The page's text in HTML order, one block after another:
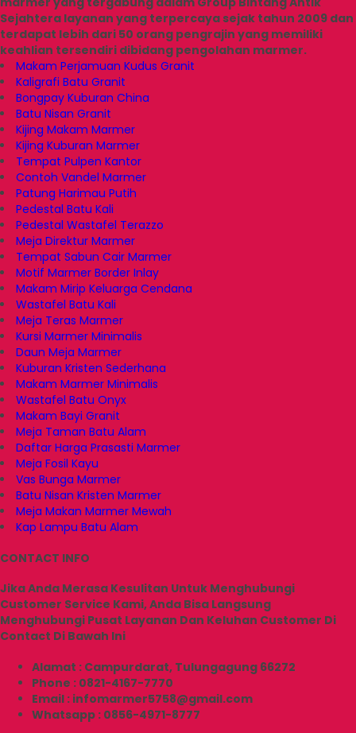
Sejahtera layanan yang terpercaya sejak tahun 2009 dan
terdapat lebih dari 50 orang pengrajin yang memiliki
keahlian tersendiri dibidang pengolahan marmer.
Makam Perjamuan Kudus Granit
Kaligrafi Batu Granit
Bongpay Kuburan China
Batu Nisan Granit
Kijing Makam Marmer
Kijing Kuburan Marmer
Tempat Pulpen Kantor
Contoh Vandel Marmer
Patung Harimau Putih
Pedestal Batu Kali
Pedestal Wastafel Terazzo
Meja Direktur Marmer
Tempat Sabun Cair Marmer
Motif Marmer Border Inlay
Makam Mirip Keluarga Cendana
Wastafel Batu Kali
Meja Teras Marmer
Kursi Marmer Minimalis
Daun Meja Marmer
Kuburan Kristen Sederhana
Makam Marmer Minimalis
Wastafel Batu Onyx
Makam Bayi Granit
Meja Taman Batu Alam
Daftar Harga Prasasti Marmer
Meja Fosil Kayu
Vas Bunga Marmer
Batu Nisan Kristen Marmer
Meja Makan Marmer Mewah
Kap Lampu Batu Alam
CONTACT INFO
Jika Anda Merasa Kesulitan Untuk Menghubungi
Customer Service Kami, Anda Bisa Langsung
Menghubungi Pusat Layanan Dan Keluhan Customer Di
Contact Di Bawah Ini
Alamat : Campurdarat, Tulungagung 66272
Phone : 0821-4167-7770
Email : infomarmer5758@gmail.com
Whatsapp : 0856-4971-8777